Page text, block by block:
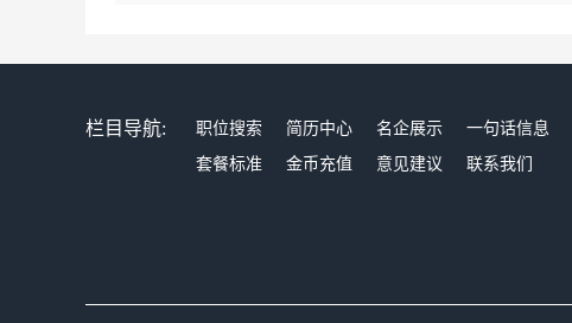
栏目导航: 职位搜索 简历中心 名企展示 一句话信息
套餐标准
金币充值 意见建议 联系我们